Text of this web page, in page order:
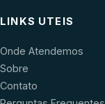
LINKS UTEIS
Onde Atendemos
Sobre
Contato